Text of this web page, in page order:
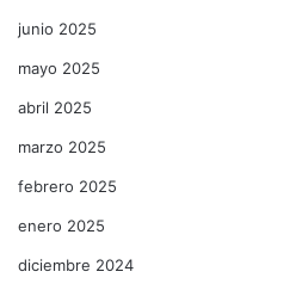
junio 2025
mayo 2025
abril 2025
marzo 2025
febrero 2025
enero 2025
diciembre 2024